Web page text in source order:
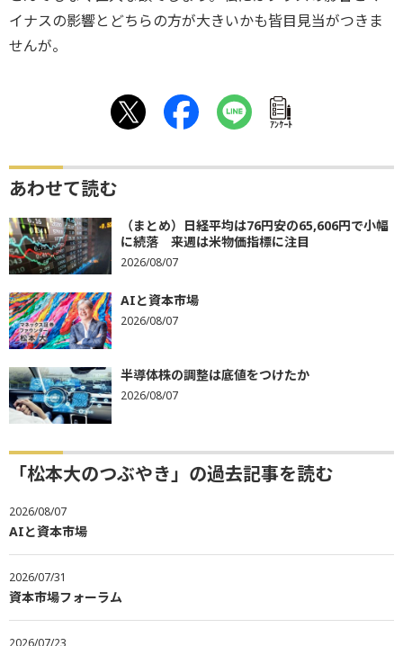
イナスの影響とどちらの方が大きいかも皆目見当がつきま
せんが。
ｱﾝｹｰﾄ
あわせて読む
（まとめ）日経平均は76円安の65,606円で小幅
に続落 来週は米物価指標に注目
2026/08/07
AIと資本市場
2026/08/07
半導体株の調整は底値をつけたか
2026/08/07
「松本大のつぶやき」の過去記事を読む
2026/08/07
AIと資本市場
2026/07/31
資本市場フォーラム